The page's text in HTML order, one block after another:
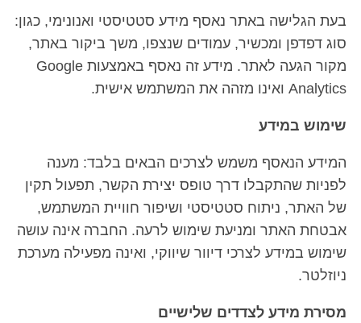
בעת הגלישה באתר נאסף מידע סטטיסטי ואנונימי, כגון:
סוג דפדפן ומכשיר, עמודים שנצפו, משך ביקור באתר,
מקור הגעה לאתר. מידע זה נאסף באמצעות Google
Analytics ואינו מזהה את המשתמש אישית.
שימוש במידע
המידע הנאסף משמש לצרכים הבאים בלבד: מענה
לפניות שהתקבלו דרך טופס יצירת הקשר, תפעול תקין
של האתר, ניתוח סטטיסטי ושיפור חוויית המשתמש,
אבטחת האתר ומניעת שימוש לרעה. החברה אינה עושה
שימוש במידע לצרכי דיוור שיווקי, ואינה מפעילה מערכת
ניוזלטר.
מסירת מידע לצדדים שלישיים